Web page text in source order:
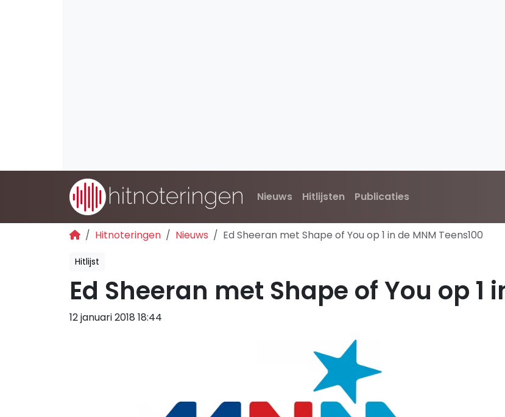
Nieuws Hitlijsten Publicaties
Hitnoteringen Nieuws Ed Sheeran met Shape of You op 1 in de MNM Teens100
Hitlijst
Ed Sheeran met Shape of You op 1
12 januari 2018 18:44